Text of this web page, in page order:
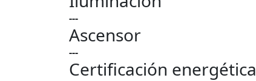
---
Ascensor
---
Certificación energética